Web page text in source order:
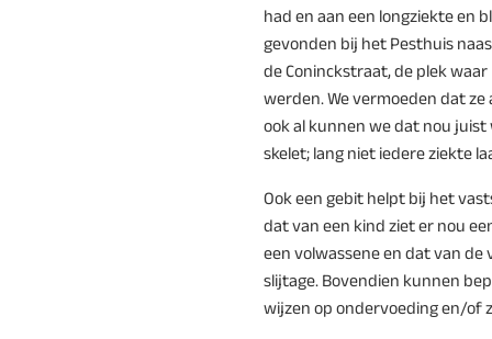
had en aan een longziekte en
gevonden bij het Pesthuis
de Coninckstraat, de plek
werden. We vermoeden dat ze
ook al kunnen we dat nou juist
skelet; lang niet iedere ziekte
Ook een gebit helpt bij het
dat van een kind ziet er nou
een volwassene en dat van
slijtage. Bovendien kunnen
wijzen op ondervoeding en/of